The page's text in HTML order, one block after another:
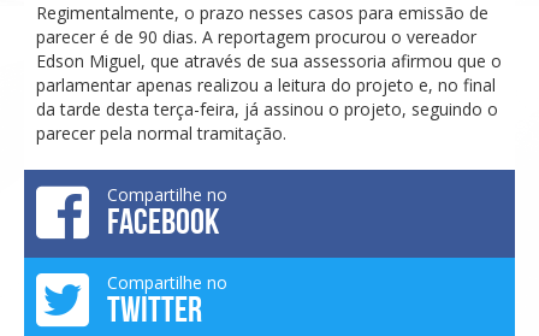
Regimentalmente, o prazo nesses casos para emissão de
parecer é de 90 dias. A reportagem procurou o vereador
Edson Miguel, que através de sua assessoria afirmou que o
parlamentar apenas realizou a leitura do projeto e, no final
da tarde desta terça-feira, já assinou o projeto, seguindo o
parecer pela normal tramitação.
Compartilhe no
FACEBOOK
Compartilhe no
TWITTER